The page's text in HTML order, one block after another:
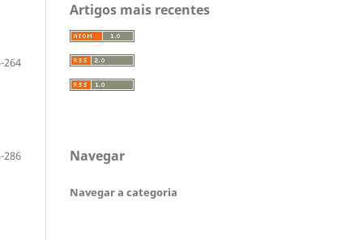
264
286
Artigos mais recentes
Navegar
Navegar a categoria